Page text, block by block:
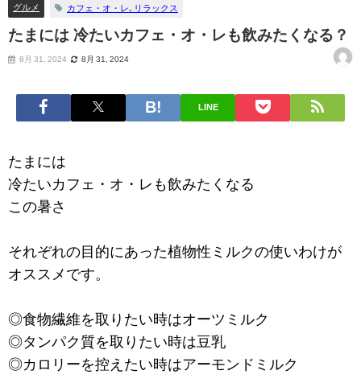
グルメ カフェ・オ・レ､リラックス
たまには 冷たいカフェ・オ・レも飲みたくなる ？
8月 31, 2024 8月 31, 2024
LINE
たまには
冷たいカフェ・オ・レも飲みたくなる
この暑さ
それぞれの目的にあった植物性ミルクの使いわけが
オススメです。
◎食物繊維を取りたい時はオーツミルク
◎タンパク質を取りたい時は豆乳
◎カロリーを控えたい時はアーモンドミルク